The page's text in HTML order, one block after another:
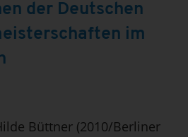
der Deutschen
im
Büttner (2010/Berliner